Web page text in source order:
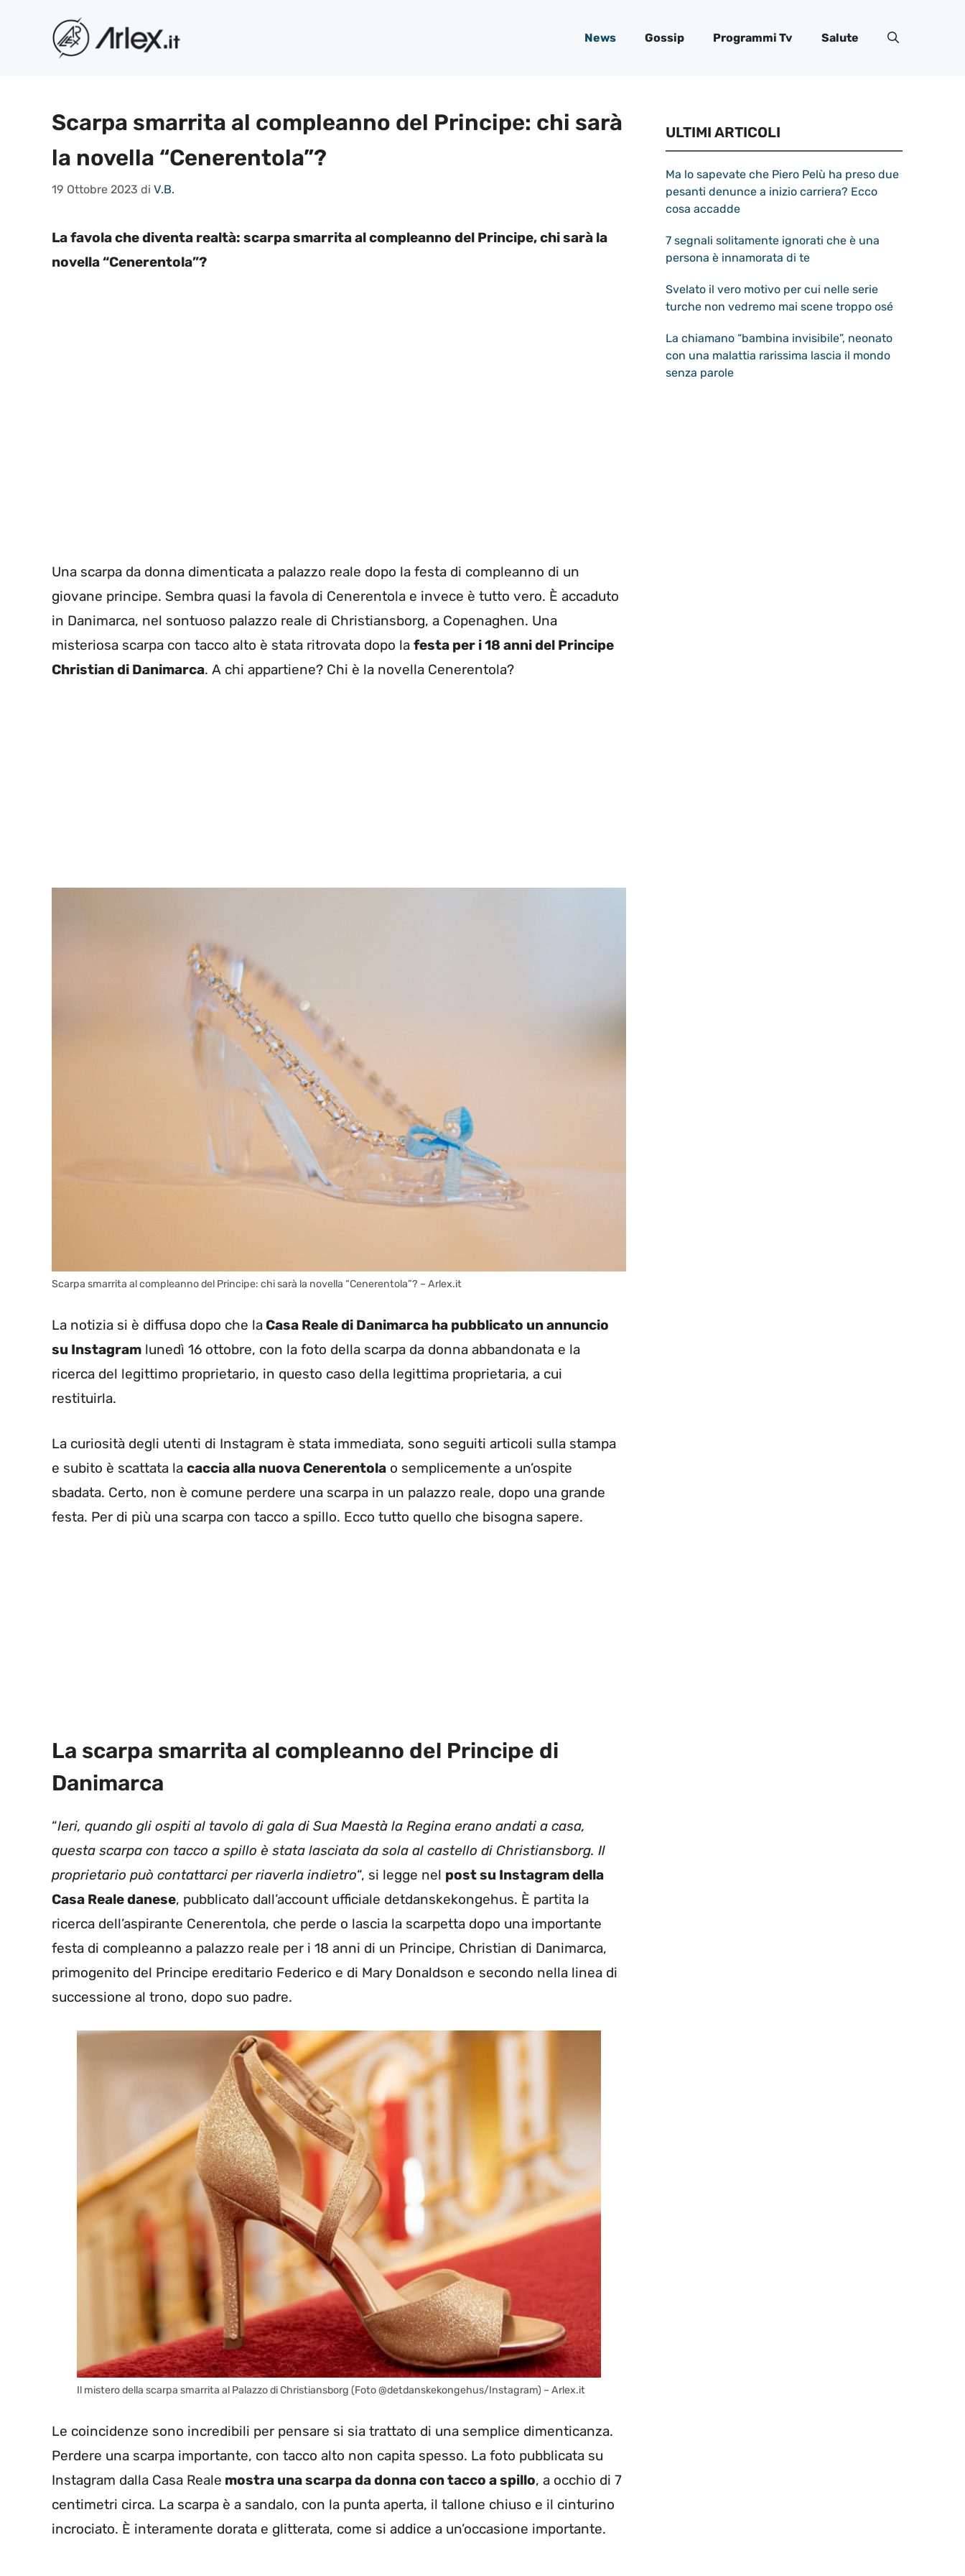
contenuto
News Gossip Programmi Tv Salute
Scarpa smarrita al compleanno del Principe: chi sarà
la novella “Cenerentola”?
19 Ottobre 2023 di V.B.
La favola che diventa realtà: scarpa smarrita al compleanno del Principe, chi sarà la
novella “Cenerentola”?
Una scarpa da donna dimenticata a palazzo reale dopo la festa di compleanno di un
giovane principe. Sembra quasi la favola di Cenerentola e invece è tutto vero. È accaduto
in Danimarca, nel sontuoso palazzo reale di Christiansborg, a Copenaghen. Una
misteriosa scarpa con tacco alto è stata ritrovata dopo la festa per i 18 anni del Principe
Christian di Danimarca. A chi appartiene? Chi è la novella Cenerentola?
Scarpa smarrita al compleanno del Principe: chi sarà la novella “Cenerentola”? – Arlex.it
La notizia si è diffusa dopo che laCasa Reale di Danimarca ha pubblicato un annuncio
su Instagram lunedì 16 ottobre, con la foto della scarpa da donna abbandonata e la
ricerca del legittimo proprietario, in questo caso della legittima proprietaria, a cui
restituirla.
La curiosità degli utenti di Instagram è stata immediata, sono seguiti articoli sulla stampa
e subito è scattata la caccia alla nuova Cenerentola o semplicemente a un’ospite
sbadata. Certo, non è comune perdere una scarpa in un palazzo reale, dopo una grande
festa. Per di più una scarpa con tacco a spillo. Ecco tutto quello che bisogna sapere.
La scarpa smarrita al compleanno del Principe di
Danimarca
“Ieri, quando gli ospiti al tavolo di gala di Sua Maestà la Regina erano andati a casa,
questa scarpa con tacco a spillo è stata lasciata da sola al castello di Christiansborg. Il
proprietario può contattarci per riaverla indietro“, si legge nel post su Instagram della
Casa Reale danese, pubblicato dall’account ufficiale detdanskekongehus. È partita la
ricerca dell’aspirante Cenerentola, che perde o lascia la scarpetta dopo una importante
festa di compleanno a palazzo reale per i 18 anni di un Principe, Christian di Danimarca,
primogenito del Principe ereditario Federico e di Mary Donaldson e secondo nella linea di
successione al trono, dopo suo padre.
Il mistero della scarpa smarrita al Palazzo di Christiansborg (Foto @detdanskekongehus/Instagram) – Arlex.it
Le coincidenze sono incredibili per pensare si sia trattato di una semplice dimenticanza.
Perdere una scarpa importante, con tacco alto non capita spesso. La foto pubblicata su
Instagram dalla Casa Reale mostra una scarpa da donna con tacco a spillo, a occhio di 7
centimetri circa. La scarpa è a sandalo, con la punta aperta, il tallone chiuso e il cinturino
incrociato. È interamente dorata e glitterata, come si addice a un’occasione importante.
ULTIMI ARTICOLI
Ma lo sapevate che Piero Pelù ha preso due
pesanti denunce a inizio carriera? Ecco
cosa accadde
7 segnali solitamente ignorati che è una
persona è innamorata di te
Svelato il vero motivo per cui nelle serie
turche non vedremo mai scene troppo osé
La chiamano “bambina invisibile”, neonato
con una malattia rarissima lascia il mondo
senza parole